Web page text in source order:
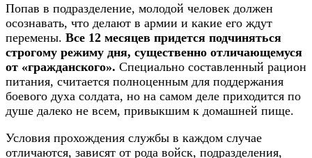
Попав в подразделение, молодой человек должен
осознавать, что делают в армии и какие его ждут
перемены. Все 12 месяцев придется подчиняться
строгому режиму дня, существенно отличающемуся
от «гражданского». Специально составленный рацион
питания, считается полноценным для поддержания
боевого духа солдата, но на самом деле приходится по
душе далеко не всем, привыкшим к домашней пище.
Условия прохождения службы в каждом случае
отличаются, зависят от рода войск, подразделения,